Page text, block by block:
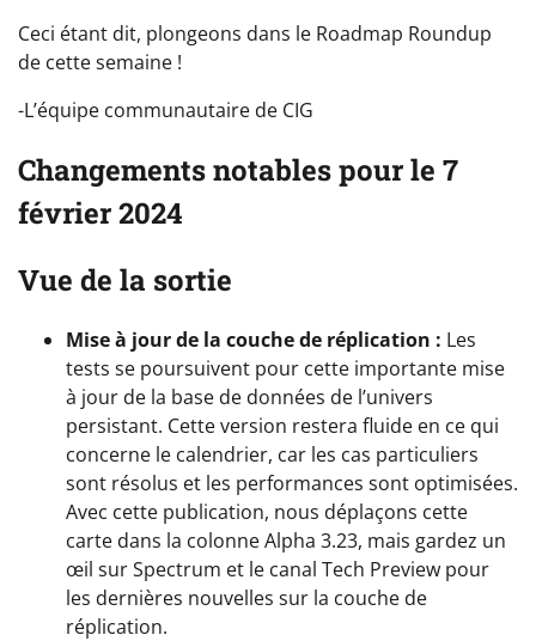
Ceci étant dit, plongeons dans le Roadmap Roundup
de cette semaine !
-L’équipe communautaire de CIG
Changements notables pour le 7
février 2024
Vue de la sortie
Mise à jour de la couche de réplication : Les
tests se poursuivent pour cette importante mise
à jour de la base de données de l’univers
persistant. Cette version restera fluide en ce qui
concerne le calendrier, car les cas particuliers
sont résolus et les performances sont optimisées.
Avec cette publication, nous déplaçons cette
carte dans la colonne Alpha 3.23, mais gardez un
œil sur Spectrum et le canal Tech Preview pour
les dernières nouvelles sur la couche de
réplication.